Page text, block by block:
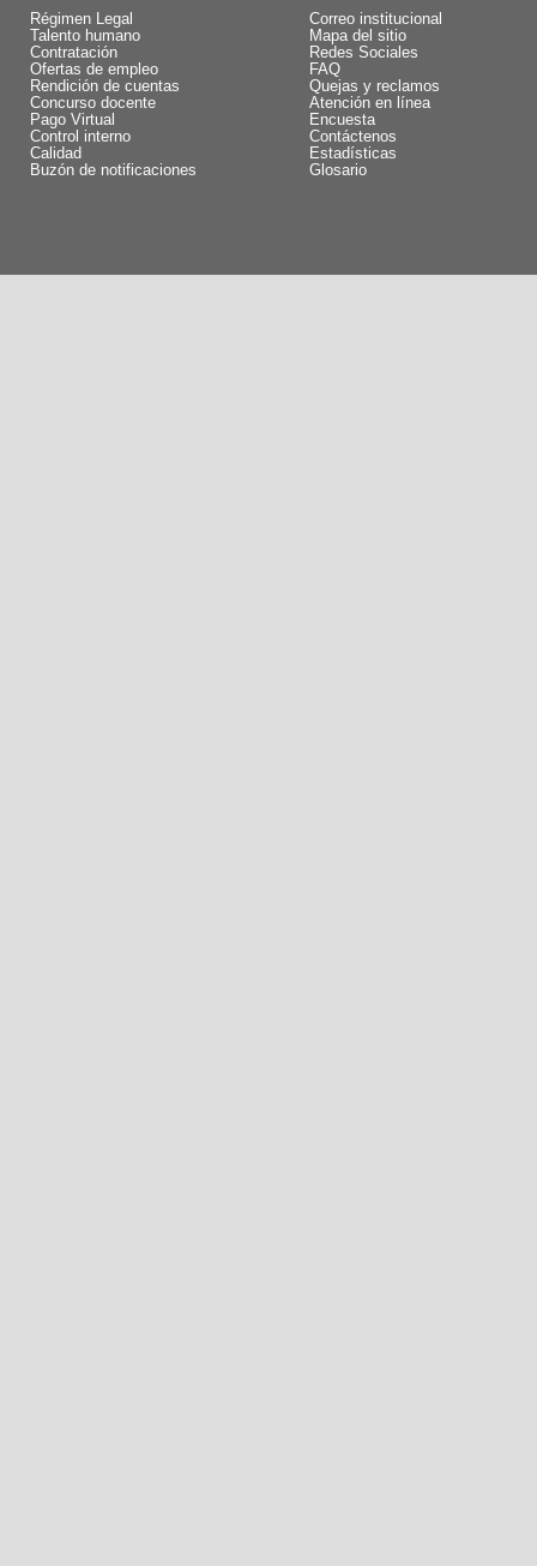
Régimen Legal
Talento humano
Contratación
Ofertas de empleo
Rendición de cuentas
Concurso docente
Pago Virtual
Control interno
Calidad
Buzón de notificaciones
Correo institucional
Mapa del sitio
Redes Sociales
FAQ
Quejas y reclamos
Atención en línea
Encuesta
Contáctenos
Estadísticas
Glosario